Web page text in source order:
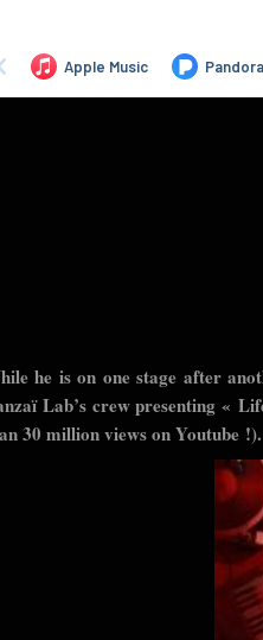
he is on one stage after
Lab’s crew presenting «
30 million views on Youtube !).